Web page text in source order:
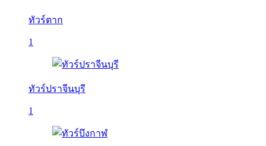
ทัวร์ตาก
1
ทัวร์ปราจีนบุรี
1